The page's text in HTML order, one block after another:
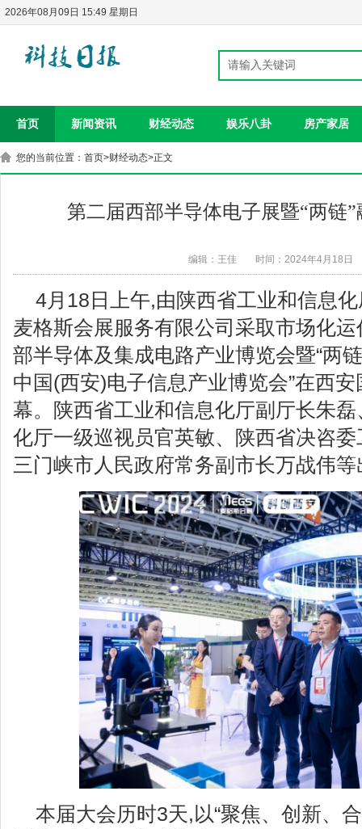
2026年08月09日 15:49 星期日
首页 新闻资讯 财经动态 娱乐八卦 房产家居
您的当前位置： 首页>财经动态>正文
第二届西部半导体电子展暨“两链
编辑：王佳 时间：2024年4月18日
4月18日上午,由陕西省工业和信息
麦格斯会展服务有限公司采取市场化
部半导体及集成电路产业博览会暨“两
中国(西安)电子信息产业博览会”在西
幕。陕西省工业和信息化厅副厅长朱
化厅一级巡视员官英敏、陕西省决咨
三门峡市人民政府常务副市长万战伟
本届大会历时3天,以“聚焦、创新、